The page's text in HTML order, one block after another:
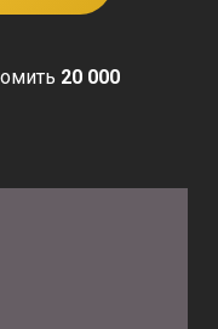
20 000